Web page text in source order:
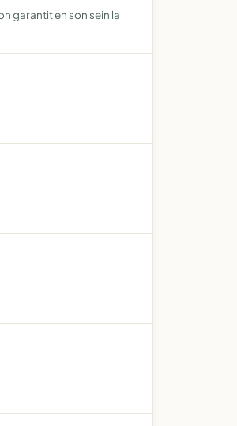
garantit en son sein la